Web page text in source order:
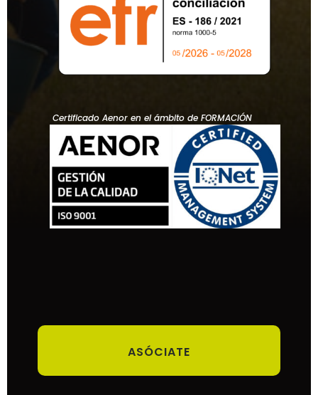
Certificado Aenor en el ámbito de FORMACIÓN
ASÓCIATE